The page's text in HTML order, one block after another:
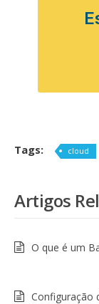
Tags: cloud
Artigos
O que é um
Configuração